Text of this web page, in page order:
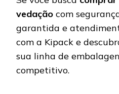
vedação com
garantida e
com a Kipack e
sua linha de
competitivo.